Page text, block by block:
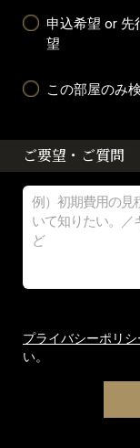
申込希望 or 先
望
この部屋のみ
ご要望・ご質問
プライバシーポリシ
い。